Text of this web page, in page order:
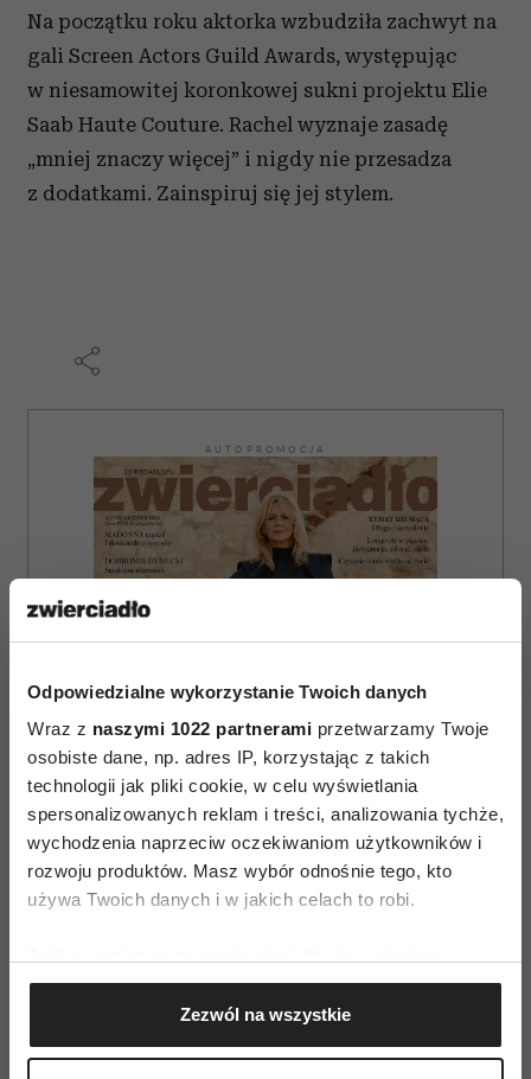
Odpowiedzialne wykorzystanie Twoich danych
Wraz z naszymi 1022 partnerami przetwarzamy Twoje
osobiste dane, np. adres IP, korzystając z takich
technologii jak pliki cookie, w celu wyświetlania
spersonalizowanych reklam i treści, analizowania tychże,
wychodzenia naprzeciw oczekiwaniom użytkowników i
rozwoju produktów. Masz wybór odnośnie tego, kto
używa Twoich danych i w jakich celach to robi.
Gromadzić dane dotyczące Twojej lokalizacji
geograficznej z dokładnością nawet do kilku metrów
Identyfikować Twoje urządzenie, aktywnie
Zezwól na wszystkie
Na początku roku aktorka wzbudziła zachwyt na
gali Screen Actors Guild Awards, występując
w niesamowitej koronkowej sukni projektu Elie
Saab Haute Couture. Rachel wyznaje zasadę
„mniej znaczy więcej” i nigdy nie przesadza
z dodatkami. Zainspiruj się jej stylem.
AUTOPROMOCJA
WYDANIE DRUKOWANE
E-WYDANIE